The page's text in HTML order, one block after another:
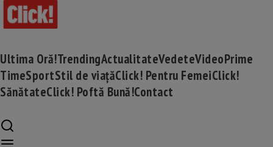
Ultima Oră!TrendingActualitateVedeteVideoPrime
TimeSportStil de viațăClick! Pentru FemeiClick!
SănătateClick! Poftă Bună!Contact